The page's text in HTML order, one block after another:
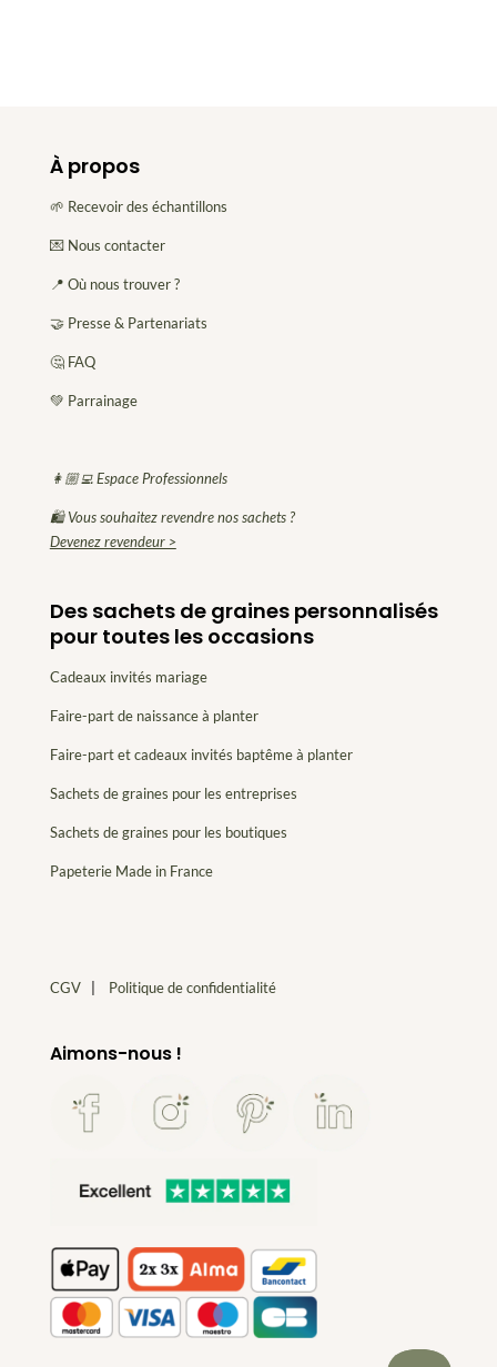
À propos
🌱 Recevoir des échantillons
💌 Nous contacter
📍 Où nous trouver ?
🤝 Presse & Partenariats
🤔 FAQ
💚 Parrainage
👩🏼‍💻 Espace Professionnels
🛍 Vous souhaitez revendre nos sachets ?
Devenez revendeur >
Des sachets de graines personnalisés
pour toutes les occasions
Cadeaux invités mariage
Faire-part de naissance à planter
Faire-part et cadeaux invités baptême à planter
Sachets de graines pour les entreprises
Sachets de graines pour les boutiques
Papeterie Made in France
CGV| Politique de confidentialité
Aimons-nous !